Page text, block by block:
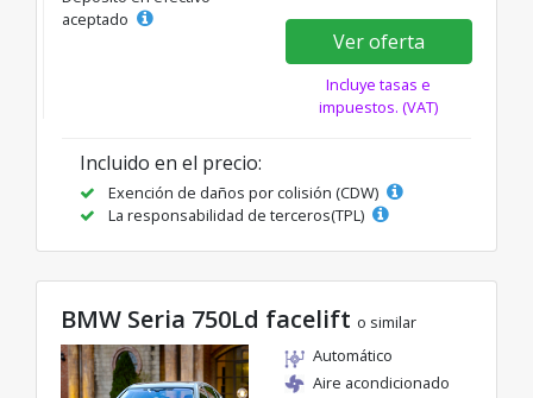
aceptado
Ver oferta
Incluye tasas e
impuestos. (VAT)
Incluido en el precio:
Exención de daños por colisión (CDW)
La responsabilidad de terceros(TPL)
BMW Seria 750Ld facelift o similar
Automático
Aire acondicionado